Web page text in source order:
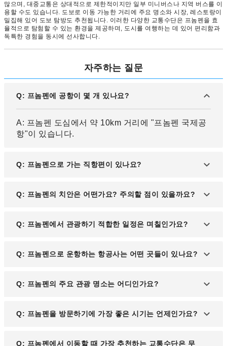
많으며, 대중교통은 상대적으로 제한적이지만 일부 미니버스나 지역 버스를 이
용할 수도 있습니다. 도보로 이동 가능한 거리에 주요 명소와 시장, 레스토랑이
밀집해 있어 도보 탐방도 추천됩니다. 이러한 다양한 교통수단은 프놈펜을 효
율적으로 탐험할 수 있는 환경을 제공하며, 도시를 여행하는 데 있어 편리함과
독특한 경험을 동시에 선사합니다.
자주하는 질문
Q: 프놈펜에 공항이 몇 개 있나요?
A: 프놈펜 도심에서 약 10km 거리에 "프놈펜 국제공
항"이 있습니다.
Q: 프놈펜으로 가는 직항편이 있나요?
A: 한국에서는 프놈펜으로 가는 직항편이 있습니다.
Q: 프놈펜의 치안은 어떤가요? 주의할 점이 있을까요?
A: 프놈펜은 주요 관광지와 도심 지역에서는 비교적
늦은 시간 외출은 삼가는 것이 좋습니다.
Q: 프놈펜에서 관광하기 적합한 일정은 며칠인가요?
A: 프놈펜 관광은 2~3일 정도가 적합합니다. 주요 명
Q: 프놈펜으로 운항하는 항공사는 어떤 곳들이 있나요?
A: 캄보디아 앙코르 항공, 베트남항공, 말레이시아항
Q: 프놈펜의 주요 관광 명소는 어디인가요?
A: 로얄 팰리스, 실버 파고다, 톤레삽 강변, 킬링필드
Q: 프놈펜을 방문하기에 가장 좋은 시기는 언제인가요?
A: 11월부터 4월까지의 건기는 맑고 쾌적한 날씨로
Q: 프놈펜에서 이동할 때 가장 추천하는 교통수단은 무